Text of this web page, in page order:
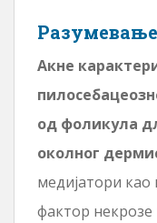
Акне
од фоликула
околног
медијатори
фактор